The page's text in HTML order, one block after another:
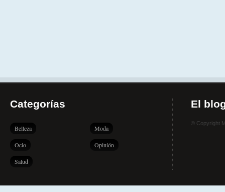
Categorías
Belleza Moda
Ocio Opinión
Salud
El
© Copyright